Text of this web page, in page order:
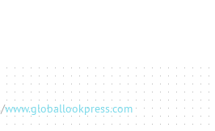
www.globallookpress.com